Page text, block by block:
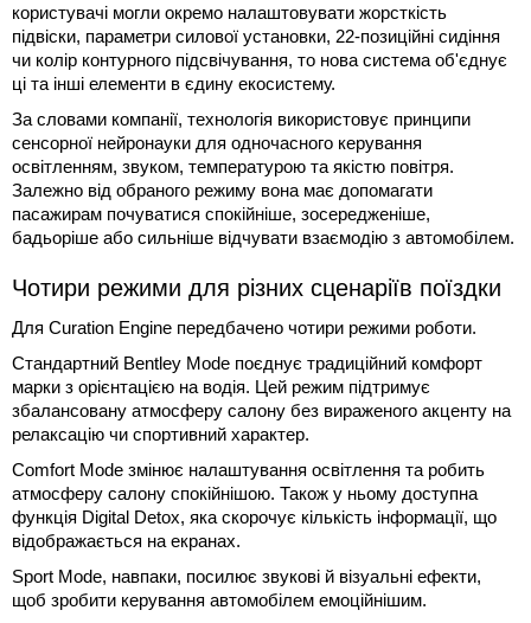
користувачі могли окремо налаштовувати жорсткість
підвіски, параметри силової установки, 22-позиційні сидіння
чи колір контурного підсвічування, то нова система об'єднує
ці та інші елементи в єдину екосистему.
За словами компанії, технологія використовує принципи
сенсорної нейронауки для одночасного керування
освітленням, звуком, температурою та якістю повітря.
Залежно від обраного режиму вона має допомагати
пасажирам почуватися спокійніше, зосередженіше,
бадьоріше або сильніше відчувати взаємодію з автомобілем.
Чотири режими для різних сценаріїв поїздки
Для Curation Engine передбачено чотири режими роботи.
Стандартний Bentley Mode поєднує традиційний комфорт
марки з орієнтацією на водія. Цей режим підтримує
збалансовану атмосферу салону без вираженого акценту на
релаксацію чи спортивний характер.
Comfort Mode змінює налаштування освітлення та робить
атмосферу салону спокійнішою. Також у ньому доступна
функція Digital Detox, яка скорочує кількість інформації, що
відображається на екранах.
Sport Mode, навпаки, посилює звукові й візуальні ефекти,
щоб зробити керування автомобілем емоційнішим.